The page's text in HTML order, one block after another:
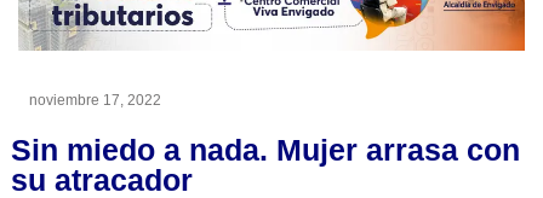
noviembre 17, 2022
Sin miedo a nada. Mujer arrasa con
su atracador